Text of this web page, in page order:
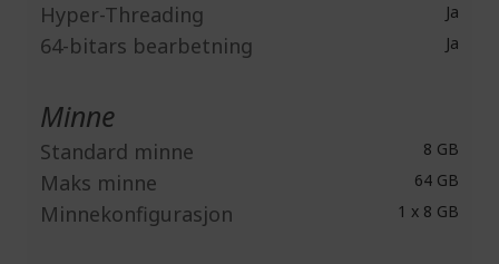
Hyper-Threading Ja
64-bitars bearbetning Ja
Minne
Standard minne 8 GB
Maks minne 64 GB
Minnekonfigurasjon 1 x 8 GB